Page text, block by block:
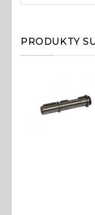
PRODUKTY